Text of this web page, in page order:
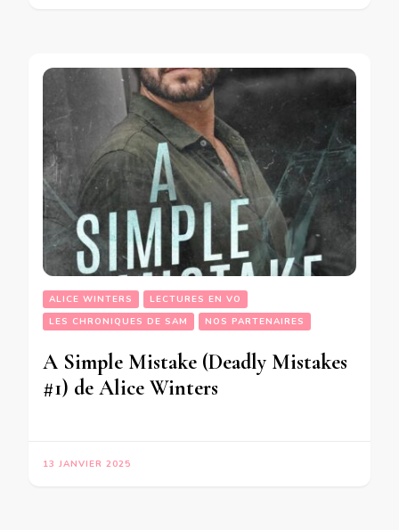
ALICE WINTERS
LECTURES EN VO
LES CHRONIQUES DE SAM
NOS PARTENAIRES
A Simple Mistake (Deadly Mistakes
#1) de Alice Winters
13 JANVIER 2025